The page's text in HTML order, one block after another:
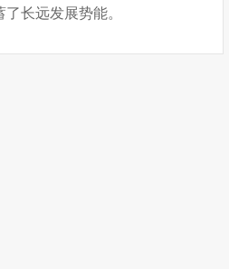
长远发展势能。